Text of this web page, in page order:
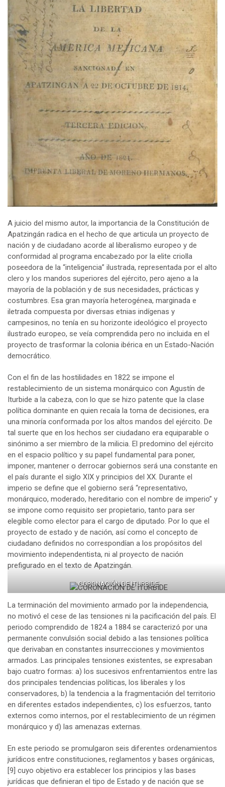
A juicio del mismo autor, la importancia de la Constitución de
Apatzingán radica en el hecho de que articula un proyecto de
nación y de ciudadano acorde al liberalismo europeo y de
conformidad al programa encabezado por la elite criolla
poseedora de la “inteligencia” ilustrada, representada por el alto
clero y los mandos superiores del ejército, pero ajeno a la
mayoría de la población y de sus necesidades, prácticas y
costumbres. Esa gran mayoría heterogénea, marginada e
iletrada compuesta por diversas etnias indígenas y
campesinos, no tenía en su horizonte ideológico el proyecto
ilustrado europeo, se veía comprendida pero no incluida en el
proyecto de trasformar la colonia ibérica en un Estado-Nación
democrático.
Con el fin de las hostilidades en 1822 se impone el
restablecimiento de un sistema monárquico con Agustín de
Iturbide a la cabeza, con lo que se hizo patente que la clase
política dominante en quien recaía la toma de decisiones, era
una minoría conformada por los altos mandos del ejército. De
tal suerte que en los hechos ser ciudadano era equiparable o
sinónimo a ser miembro de la milicia. El predomino del ejército
en el espacio político y su papel fundamental para poner,
imponer, mantener o derrocar gobiernos será una constante en
el país durante el siglo XIX y principios del XX. Durante el
imperio se define que el gobierno será “representativo,
monárquico, moderado, hereditario con el nombre de imperio” y
se impone como requisito ser propietario, tanto para ser
elegible como elector para el cargo de diputado. Por lo que el
proyecto de estado y de nación, así como el concepto de
ciudadano definidos no correspondían a los propósitos del
movimiento independentista, ni al proyecto de nación
prefigurado en el texto de Apatzingán.
CORONACIÓN DE ITURBIDE
La terminación del movimiento armado por la independencia,
no motivó el cese de las tensiones ni la pacificación del país. El
periodo comprendido de 1824 a 1884 se caracterizó por una
permanente convulsión social debido a las tensiones política
que derivaban en constantes insurrecciones y movimientos
armados. Las principales tensiones existentes, se expresaban
bajo cuatro formas: a) los sucesivos enfrentamientos entre las
dos principales tendencias políticas, los liberales y los
conservadores, b) la tendencia a la fragmentación del territorio
en diferentes estados independientes, c) los esfuerzos, tanto
externos como internos, por el restablecimiento de un régimen
monárquico y d) las amenazas externas.
En este periodo se promulgaron seis diferentes ordenamientos
jurídicos entre constituciones, reglamentos y bases orgánicas,
[9] cuyo objetivo era establecer los principios y las bases
jurídicas que definieran el tipo de Estado y de nación que se